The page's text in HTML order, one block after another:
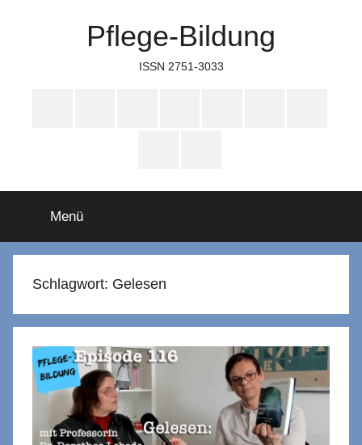
Pflege-Bildung
ISSN 2751-3033
Menü
Schlagwort: Gelesen